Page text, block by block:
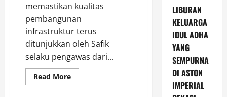
memastikan kualitas
pembangunan
infrastruktur terus
ditunjukkan oleh Safik
selaku pengawas dari...
Read MoreRead
more
LIBURAN
KELUARGA
IDUL ADHA
YANG
SEMPURNA
DI ASTON
IMPERIAL